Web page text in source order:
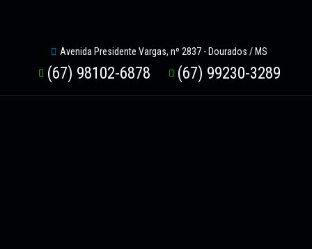
Avenida Presidente Vargas, nº 2837 - Dourados / MS
(67) 98102-6878 (67) 99230-3289